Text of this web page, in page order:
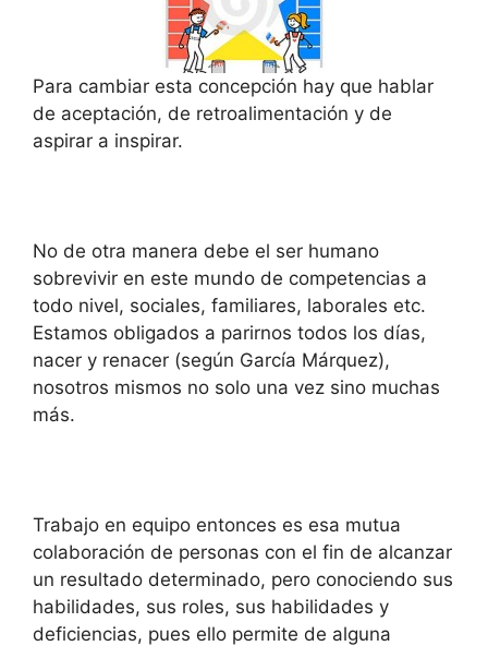
Para cambiar esta concepción hay que hablar
de aceptación, de retroalimentación y de
aspirar a inspirar.
No de otra manera debe el ser humano
sobrevivir en este mundo de competencias a
todo nivel, sociales, familiares, laborales etc.
Estamos obligados a parirnos todos los días,
nacer y renacer (según García Márquez),
nosotros mismos no solo una vez sino muchas
más.
Trabajo en equipo entonces es esa mutua
colaboración de personas con el fin de alcanzar
un resultado determinado, pero conociendo sus
habilidades, sus roles, sus habilidades y
deficiencias, pues ello permite de alguna